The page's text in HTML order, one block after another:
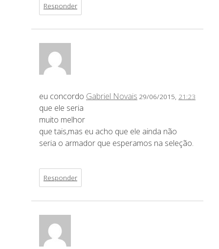
Responder
Gabriel Novais 29/06/2015, 21:23
eu concordo
que ele seria
muito melhor
que tais,mas eu acho que ele ainda não
seria o armador que esperamos na seleção.
Responder